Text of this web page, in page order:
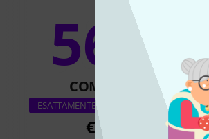
56%
COMPRATO
ESATTAMENTE QUESTO PRODOTTO
€ 3,04